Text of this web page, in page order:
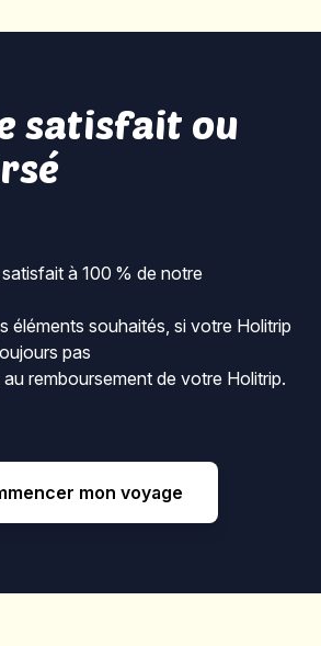
satisfait ou
à 100 % de notre
éléments souhaités, si votre Holitrip
pas
remboursement de votre Holitrip.
mon voyage